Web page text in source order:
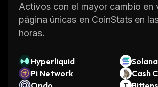
Activos con el mayor cambio en
página únicas en CoinStats en
horas.
Hyperliquid
Solana
Pi Network
Cash